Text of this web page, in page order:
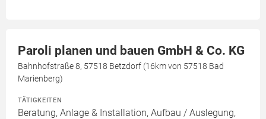
Paroli planen und bauen GmbH & Co. KG
Bahnhofstraße 8, 57518 Betzdorf (16km von 57518 Bad
Marienberg)
TÄTIGKEITEN
Beratung, Anlage & Installation, Aufbau / Auslegung,